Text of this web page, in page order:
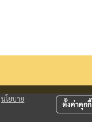
นโยบาย
ตั้งค่าคุกกี้